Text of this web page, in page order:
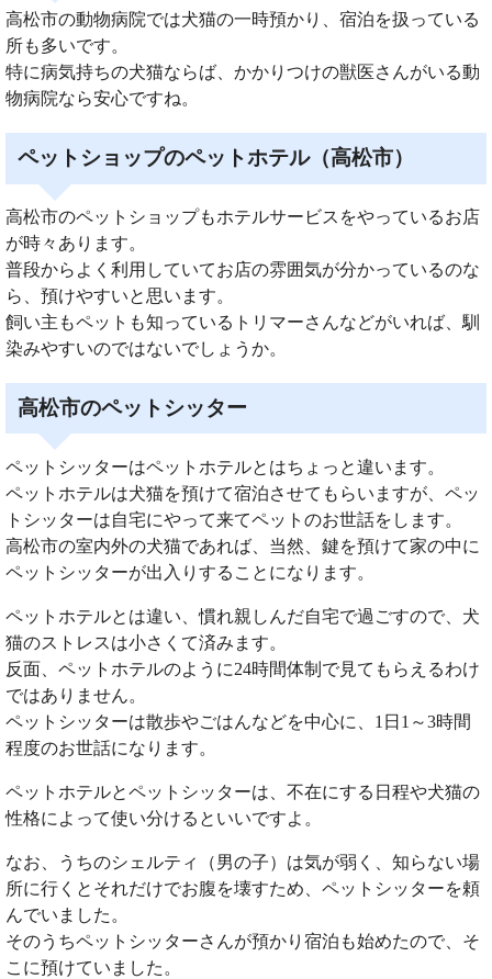
高松市の動物病院では犬猫の一時預かり、宿泊を扱っている
所も多いです。
特に病気持ちの犬猫ならば、かかりつけの獣医さんがいる動
物病院なら安心ですね。
ペットショップのペットホテル（高松市）
高松市のペットショップもホテルサービスをやっているお店
が時々あります。
普段からよく利用していてお店の雰囲気が分かっているのな
ら、預けやすいと思います。
飼い主もペットも知っているトリマーさんなどがいれば、馴
染みやすいのではないでしょうか。
高松市のペットシッター
ペットシッターはペットホテルとはちょっと違います。
ペットホテルは犬猫を預けて宿泊させてもらいますが、ペッ
トシッターは自宅にやって来てペットのお世話をします。
高松市の室内外の犬猫であれば、当然、鍵を預けて家の中に
ペットシッターが出入りすることになります。
ペットホテルとは違い、慣れ親しんだ自宅で過ごすので、犬
猫のストレスは小さくて済みます。
反面、ペットホテルのように24時間体制で見てもらえるわけ
ではありません。
ペットシッターは散歩やごはんなどを中心に、1日1～3時間
程度のお世話になります。
ペットホテルとペットシッターは、不在にする日程や犬猫の
性格によって使い分けるといいですよ。
なお、うちのシェルティ（男の子）は気が弱く、知らない場
所に行くとそれだけでお腹を壊すため、ペットシッターを頼
んでいました。
そのうちペットシッターさんが預かり宿泊も始めたので、そ
こに預けていました。